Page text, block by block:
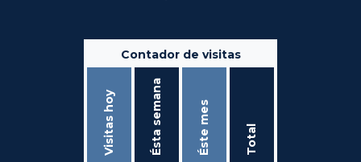
Contador de visitas
Visitas hoy Ésta semana Éste mes Total